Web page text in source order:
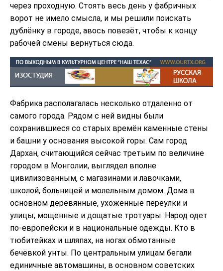
через проходную. Стоять весь день у фабричных
ворот не имело смысла, и мы решили поискать
дублёнку в городе, aвось повезёт, чтобы к концу
рабочей смены вернуться сюда.
Фабрика располагалась несколько отдаленно от
самого города. Рядом с ней видны были
сохранившиеся со старых времён каменные стены
и башни у основания высокой горы. Сам город
Дархан, считающийся сейчас третьим по величине
городом в Монголии, выглядел вполне
цивилизованным, с магазинами и лавочками,
школой, больницей и молельным домом. Дома в
основном деревянные, ухоженные переулки и
улицы, мощенные и дощатые тротуары. Народ одет
по-европейски и в национальные одежды. Кто в
тюбитейках и шляпах, на ногах обмотанные
бечёвкой унты. По центральным улицам бегали
единичные автомашины, в основном советских